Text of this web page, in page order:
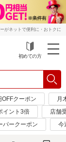
がネットで便利に・おトクに
初めての方
クーポン
月
イント3倍
店舗
パークーポン 今